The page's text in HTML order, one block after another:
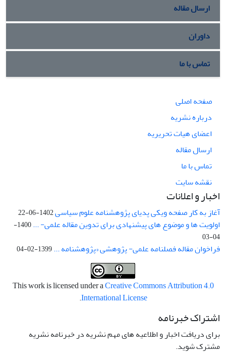
ارسال مقاله
داوران
تماس با ما
صفحه اصلی
درباره نشریه
اعضای هیات تحریریه
ارسال مقاله
تماس با ما
نقشه سایت
اخبار و اعلانات
آغاز به کار صفحه ویکی پدیای پژوهشنامه علوم سیاسی1402-06-22
اولویت ها و موضوع های پیشنهادی برای تدوین مقاله علمی- ...
1400-
04-03
فراخوان مقاله فصلنامه علمی- پژوهشی «پژوهشنامه ...1399-02-04
This work is licensed under aCreative Commons Attribution 4.0
International License
.
اشتراک خبرنامه
برای دریافت اخبار و اطلاعیه های مهم نشریه در خبرنامه نشریه
مشترک شوید.